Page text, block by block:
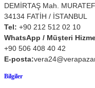
DEMİRTAŞ Mah.
34134 FATİH / İSTANBUL
Tel: +90 212 512 02 10
WhatsApp / Müşteri
+90 506 408 40 42
E-posta:
Bilgiler